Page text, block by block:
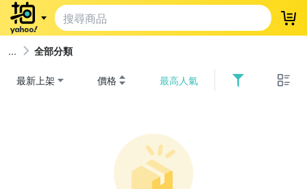
登
全部分類
最新上架 價格 最高人氣